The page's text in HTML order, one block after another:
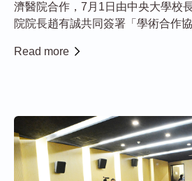
濟醫院合作，7月1日由中央大學校
院院長趙有誠共同簽署「學術合作
康，共創人類福祉。 締約儀式，中央大學包括周景揚校
Read more